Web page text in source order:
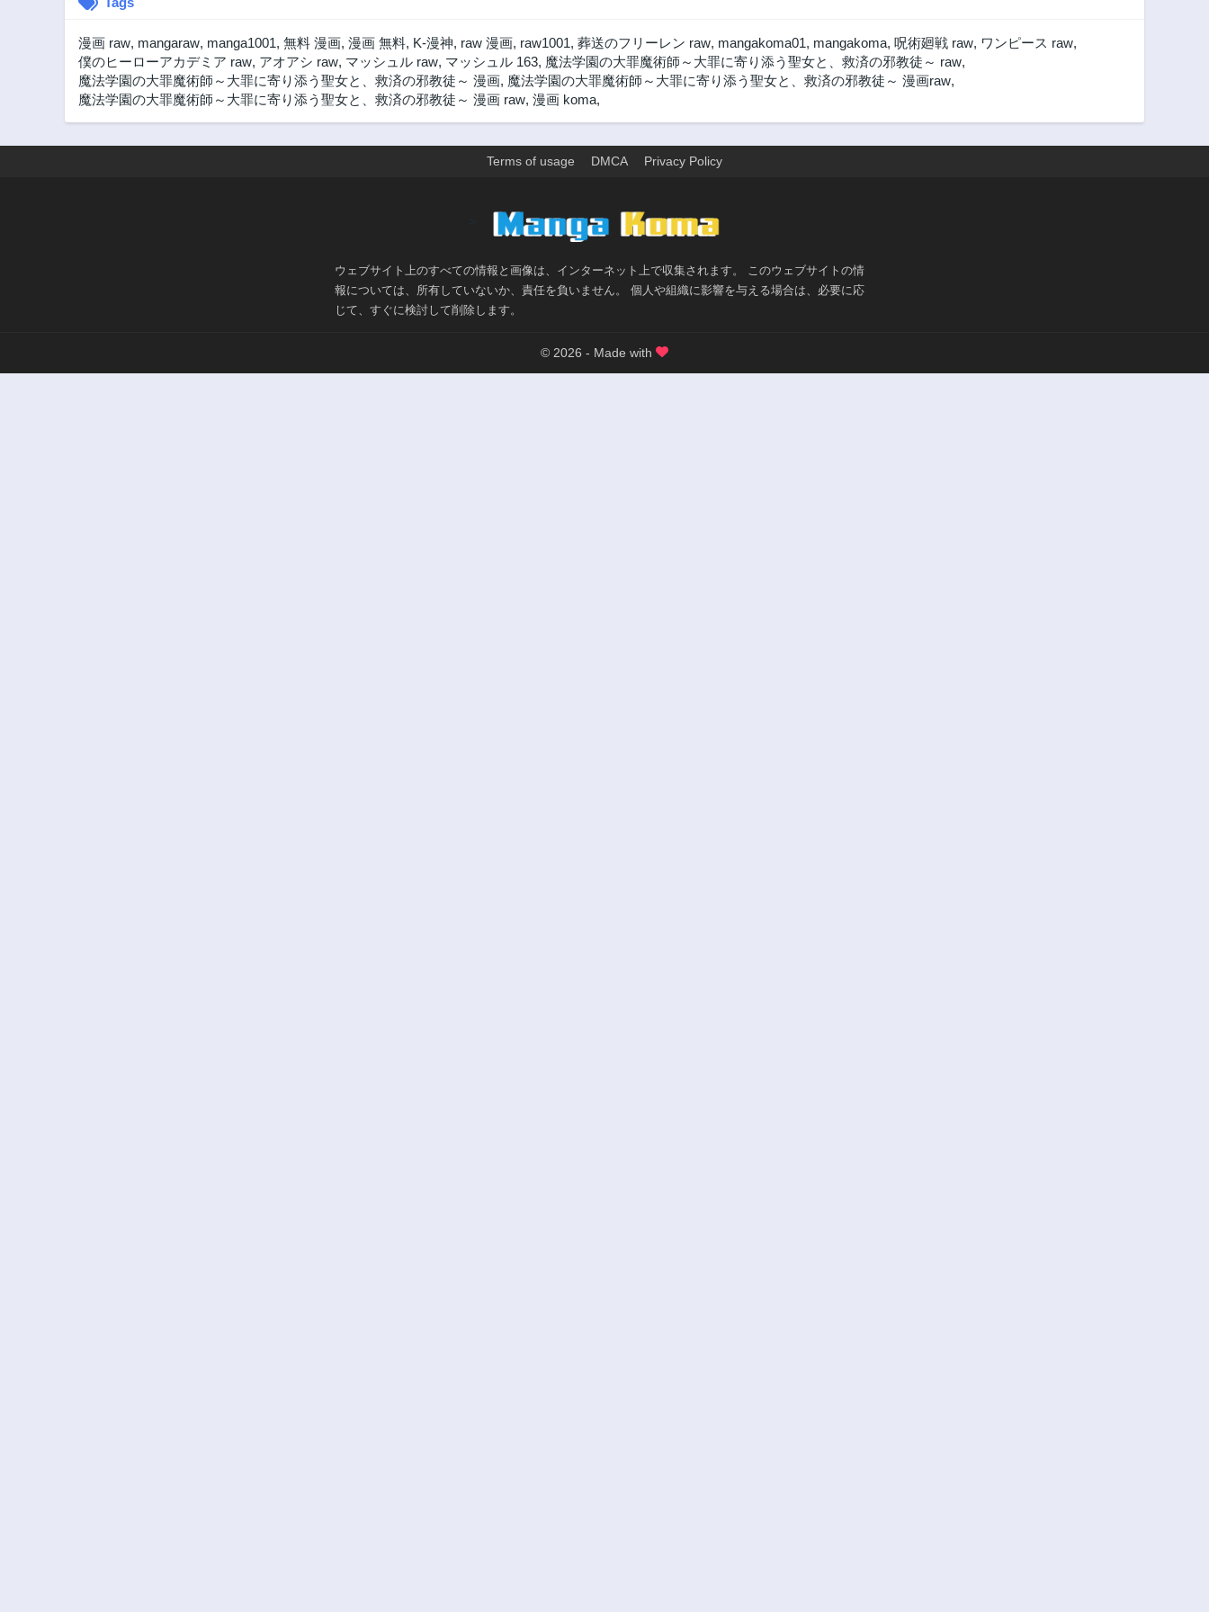
漫画 raw, mangaraw, manga1001, 無料 漫画, 漫画 無料, K-漫神, raw 漫画, raw1001, 葬送のフリーレン raw, mangakoma01, mangakoma, 呪術廻戦 raw, ワンピース raw,
僕のヒーローアカデミア raw, アオアシ raw, マッシュル raw, マッシュル 163, 魔法学園の大罪魔術師～大罪に寄り添う聖女と、救済の邪教徒～ raw,
魔法学園の大罪魔術師～大罪に寄り添う聖女と、救済の邪教徒～ 漫画, 魔法学園の大罪魔術師～大罪に寄り添う聖女と、救済の邪教徒～ 漫画raw,
魔法学園の大罪魔術師～大罪に寄り添う聖女と、救済の邪教徒～ 漫画 raw, 漫画 koma,
Terms of usage DMCA Privacy Policy
ウェブサイト上のすべての情報と画像は、インターネット上で収集されます。 このウェブサイトの情
報については、所有していないか、責任を負いません。 個人や組織に影響を与える場合は、必要に応
じて、すぐに検討して削除します。
© 2026 - Made with